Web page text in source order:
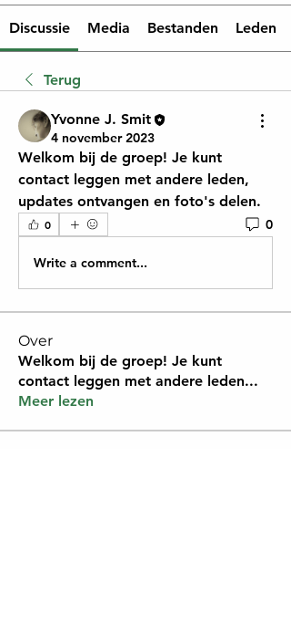
Discussie Media Bestanden Leden
Terug
Yvonne J. Smit
4 november 2023
Welkom bij de groep! Je kunt
contact leggen met andere leden,
updates ontvangen en foto's delen.
0 0
Write a comment...
Over
Welkom bij de groep! Je kunt
contact leggen met andere leden...
Meer lezen